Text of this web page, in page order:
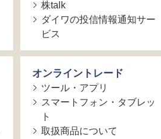
株talk
ダイワの投信情報通知サー
ビス
オンライントレード
ツール・アプリ
スマートフォン・タブレッ
ト
取扱商品について